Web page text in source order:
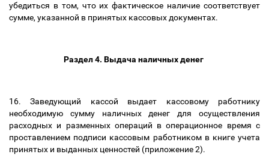
убедиться в том, что их фактическое наличие соответствует
сумме, указанной в принятых кассовых документах.
Раздел 4. Выдача наличных денег
16. Заведующий кассой выдает кассовому работнику
необходимую сумму наличных денег для осуществления
расходных и разменных операций в операционное время с
проставлением подписи кассовым работником в книге учета
принятых и выданных ценностей (приложение 2).